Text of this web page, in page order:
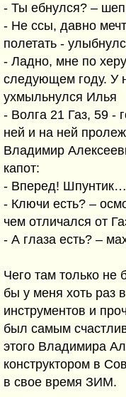
- Ты ебнулся? –
- Не ссы, давно
полетать -
- Ладно, мне по
следующем году. У
ухмыльнулся Илья
- Волга 21 Газ, 59 -
ней и на ней
Владимир
капот:
- Вперед!
- Ключи есть? –
чем отличался от
- А глаза есть? –
Чего там только
бы у меня хоть раз
инструментов и
был самым
этого Владимира
конструктором в
в свое время ЗИМ.